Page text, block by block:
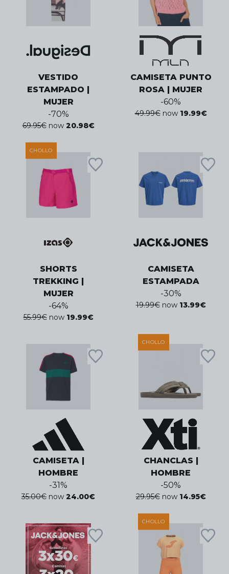
VESTIDO
ESTAMPADO |
MUJER
-70%
69.95€ now 20.98€
CAMISETA PUNTO
ROSA | MUJER
-60%
49.99€ now 19.99€
CHOLLO
SHORTS
TREKKING |
MUJER
-64%
55.99€ now 19.99€
CAMISETA
ESTAMPADA
-30%
19.99€ now 13.99€
CAMISETA |
HOMBRE
-31%
35.00€ now 24.00€
CHOLLO
CHANCLAS |
HOMBRE
-50%
29.95€ now 14.95€
CHOLLO